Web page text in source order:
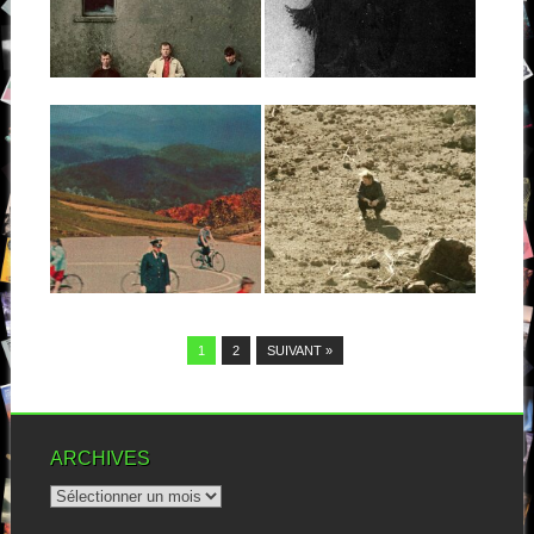
Kingfishr nous arrive
aujourd’hui avec « Halcyon »,
son premier...
▶
Le titre de ce deuxième album
de la suédoise Fagelle peut...
CHRISTIAN LEE
HUTSON :
BEGINNERS
L’indie pop folk, c’est un style
qui me parle, surtout depuis...
24.06.18
BEN HOWARD :
NOONDAY DREAM
Vous ne trouverez pas de
trace d’une quelconque ligne,
d’une évocation...
1 2 SUIVANT »
ARCHIVES